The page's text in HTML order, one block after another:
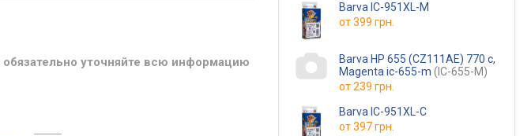
обязательно уточняйте всю информацию
Barva IC-951XL-M
от399 грн.
Barva HP 655 (CZ111AE) 770 c,
Magenta ic-655-m (IC-655-M)
от239 грн.
Barva IC-951XL-C
от397 грн.